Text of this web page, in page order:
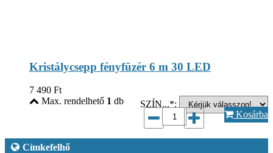
Kristálycsepp fényfüzér 6 m 30 LED
7 490 Ft
SZÍN...*:
Max. rendelhető 1 db
Kosárba
Címkefelhő